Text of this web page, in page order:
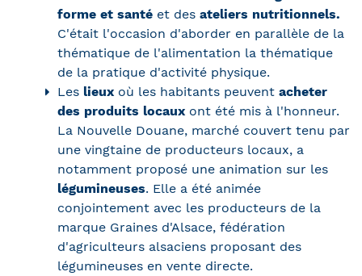
forme et santé et des ateliers nutritionnels.
C'était l'occasion d'aborder en parallèle de la
thématique de l'alimentation la thématique
de la pratique d'activité physique.
Les lieux où les habitants peuvent acheter
des produits locaux ont été mis à l'honneur.
La Nouvelle Douane, marché couvert tenu par
une vingtaine de producteurs locaux, a
notamment proposé une animation sur les
légumineuses. Elle a été animée
conjointement avec les producteurs de la
marque Graines d'Alsace, fédération
d'agriculteurs alsaciens proposant des
légumineuses en vente directe.